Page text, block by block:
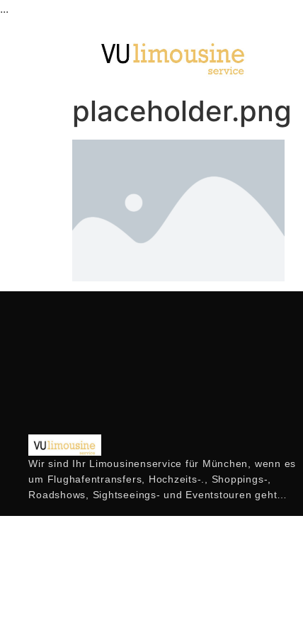
...
placeholder.png
Wir sind Ihr Limousinenservice für München, wenn es
um Flughafentransfers, Hochzeits-., Shoppings-,
Roadshows, Sightseeings- und Eventstouren geht…